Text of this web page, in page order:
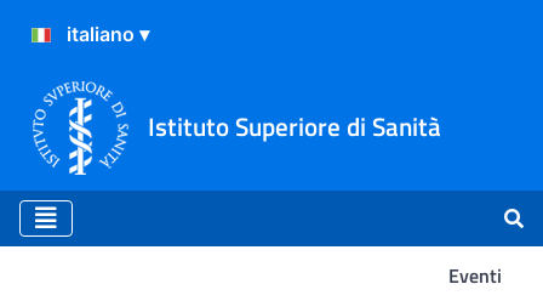
Istituto Superiore di Sanità
Eventi